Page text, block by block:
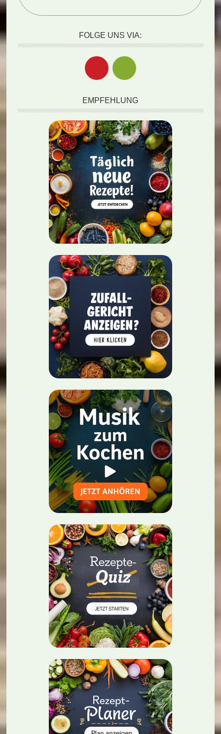
FOLGE UNS VIA:
EMPFEHLUNG